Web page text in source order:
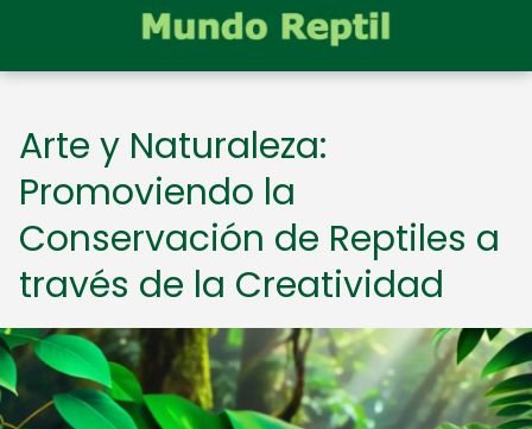
Arte y Naturaleza:
Promoviendo la
Conservación de Reptiles a
través de la Creatividad